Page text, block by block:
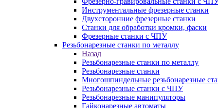
Инструментальные фрезерные станки
Двухсторонние фрезерные станки
Станки для обработки кромки, фаски
Фрезерные станки с ЧПУ
Резьбонарезные станки по металлу
Назад
Резьбонарезные станки по металлу
Резьбонарезные станки
Многошпиндельные резьбонарезные
Резьбонарезные станки с ЧПУ
Резьбонарезные манипуляторы
Гайконарезные автоматы